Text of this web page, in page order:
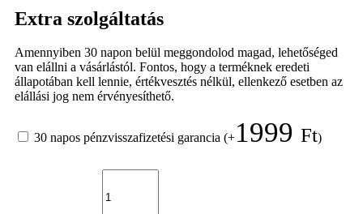
Extra szolgáltatás
Amennyiben 30 napon belül meggondolod magad, lehetőséged
van elállni a vásárlástól. Fontos, hogy a terméknek eredeti
állapotában kell lennie, értékvesztés nélkül, ellenkező esetben az
elállási jog nem érvényesíthető.
30 napos pénzvisszafizetési garancia (+1999 Ft)
pelenka
110x110